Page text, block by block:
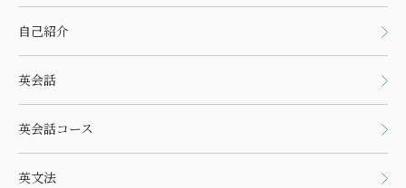
自己紹介
英会話
英会話コース
英文法